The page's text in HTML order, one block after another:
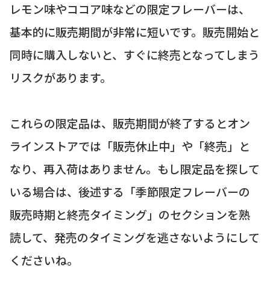
レモン味やココア味などの限定フレーバーは、
基本的に販売期間が非常に短いです。販売開始と
同時に購入しないと、すぐに終売となってしまう
リスクがあります。
これらの限定品は、販売期間が終了するとオン
ラインストアでは「販売休止中」や「終売」と
なり、再入荷はありません。もし限定品を探して
いる場合は、後述する「季節限定フレーバーの
販売時期と終売タイミング」のセクションを熟
読して、発売のタイミングを逃さないようにして
くださいね。